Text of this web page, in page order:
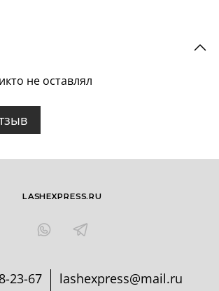
не оставлял
23-67
lashexpress@mail.ru
LASHEXPRESS.RU